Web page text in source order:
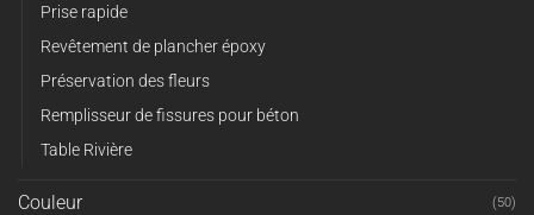
Prise rapide
Revêtement de plancher époxy
Préservation des fleurs
Remplisseur de fissures pour béton
Table Rivière
Couleur (50)